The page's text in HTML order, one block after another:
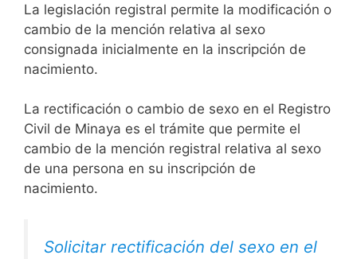
La legislación registral permite la modificación o
cambio de la mención relativa al sexo
consignada inicialmente en la inscripción de
nacimiento.
La rectificación o cambio de sexo en el Registro
Civil de Minaya es el trámite que permite el
cambio de la mención registral relativa al sexo
de una persona en su inscripción de
nacimiento.
Solicitar rectificación del sexo en el